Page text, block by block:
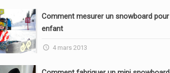
Comment mesurer un snowboard pour
enfant
4 mars 2013